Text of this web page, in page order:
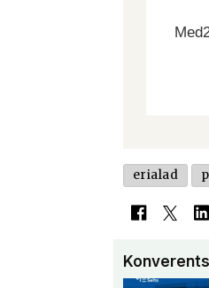
erialad